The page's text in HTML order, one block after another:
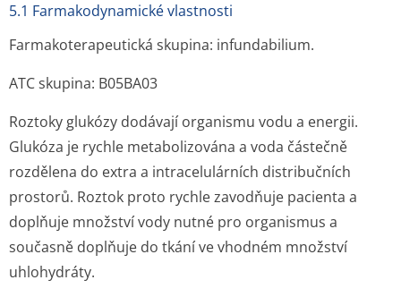
5.1 Farmakodynamické vlastnosti
Farmakoterapeutická skupina: infundabilium.
ATC skupina: B05BA03
Roztoky glukózy dodávají organismu vodu a energii.
Glukóza je rychle metabolizována a voda částečně
rozdělena do extra a intracelulárních distribučních
prostorů. Roztok proto rychle zavodňuje pacienta a
doplňuje množství vody nutné pro organismus a
současně doplňuje do tkání ve vhodném množství
uhlohydráty.